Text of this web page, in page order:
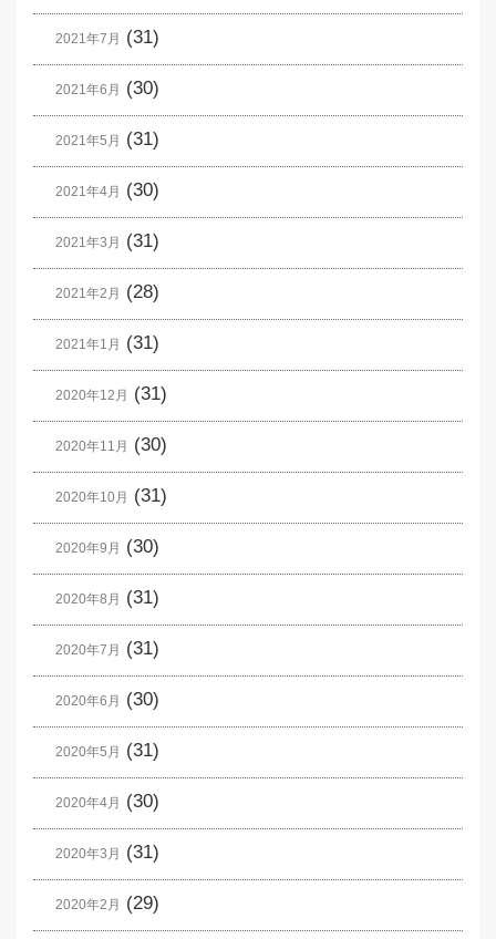
2021年7月 (31)
2021年6月 (30)
2021年5月 (31)
2021年4月 (30)
2021年3月 (31)
2021年2月 (28)
2021年1月 (31)
2020年12月 (31)
2020年11月 (30)
2020年10月 (31)
2020年9月 (30)
2020年8月 (31)
2020年7月 (31)
2020年6月 (30)
2020年5月 (31)
2020年4月 (30)
2020年3月 (31)
2020年2月 (29)